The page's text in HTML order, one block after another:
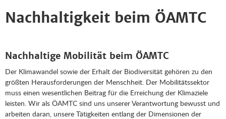
Nachhaltigkeit beim ÖAMTC
Nachhaltige Mobilität beim ÖAMTC
Der Klimawandel sowie der Erhalt der Biodiversität gehören zu den
größten Herausforderungen der Menschheit. Der Mobilitätssektor
muss einen wesentlichen Beitrag für die Erreichung der Klimaziele
leisten. Wir als ÖAMTC sind uns unserer Verantwortung bewusst und
arbeiten daran, unsere Tätigkeiten entlang der Dimensionen der